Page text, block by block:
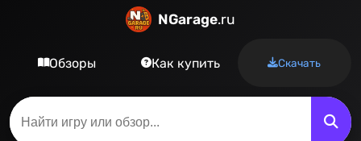
NGarage.ru
Обзоры Как купить Скачать